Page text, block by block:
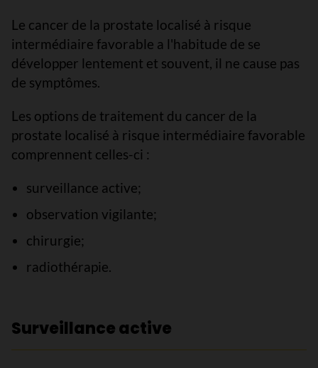
Le cancer de la prostate localisé à risque
intermédiaire favorable a l'habitude de se
développer lentement et souvent, il ne cause pas
de symptômes.
Les options de traitement du cancer de la
prostate localisé à risque intermédiaire favorable
comprennent celles-ci :
surveillance active;
observation vigilante;
chirurgie;
radiothérapie.
Surveillance active